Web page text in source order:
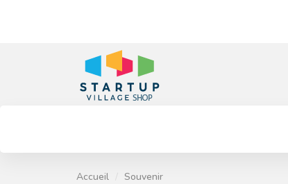
Accueil Souvenir